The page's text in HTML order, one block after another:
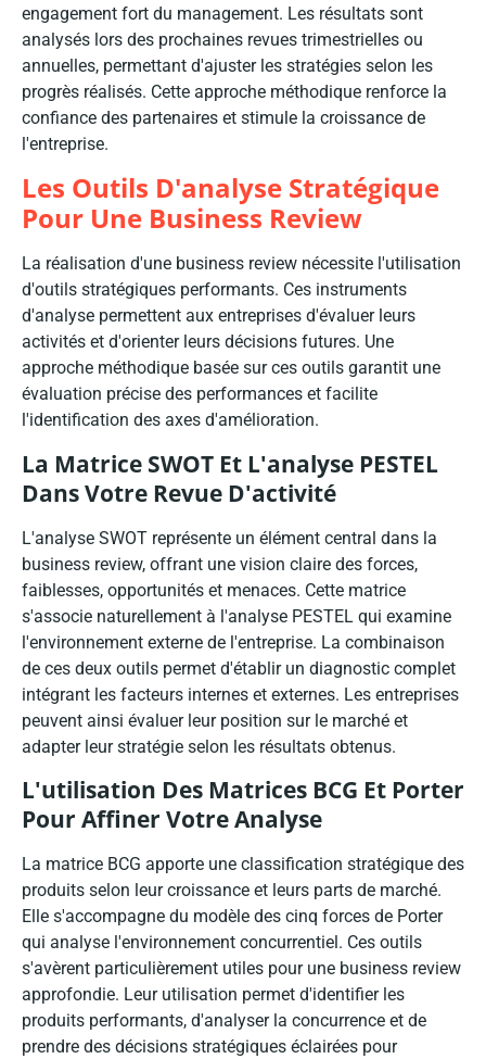
engagement fort du management. Les résultats sont
analysés lors des prochaines revues trimestrielles ou
annuelles, permettant d'ajuster les stratégies selon les
progrès réalisés. Cette approche méthodique renforce la
confiance des partenaires et stimule la croissance de
l'entreprise.
Les Outils D'analyse Stratégique
Pour Une Business Review
La réalisation d'une business review nécessite l'utilisation
d'outils stratégiques performants. Ces instruments
d'analyse permettent aux entreprises d'évaluer leurs
activités et d'orienter leurs décisions futures. Une
approche méthodique basée sur ces outils garantit une
évaluation précise des performances et facilite
l'identification des axes d'amélioration.
La Matrice SWOT Et L'analyse PESTEL
Dans Votre Revue D'activité
L'analyse SWOT représente un élément central dans la
business review, offrant une vision claire des forces,
faiblesses, opportunités et menaces. Cette matrice
s'associe naturellement à l'analyse PESTEL qui examine
l'environnement externe de l'entreprise. La combinaison
de ces deux outils permet d'établir un diagnostic complet
intégrant les facteurs internes et externes. Les entreprises
peuvent ainsi évaluer leur position sur le marché et
adapter leur stratégie selon les résultats obtenus.
L'utilisation Des Matrices BCG Et Porter
Pour Affiner Votre Analyse
La matrice BCG apporte une classification stratégique des
produits selon leur croissance et leurs parts de marché.
Elle s'accompagne du modèle des cinq forces de Porter
qui analyse l'environnement concurrentiel. Ces outils
s'avèrent particulièrement utiles pour une business review
approfondie. Leur utilisation permet d'identifier les
produits performants, d'analyser la concurrence et de
prendre des décisions stratégiques éclairées pour